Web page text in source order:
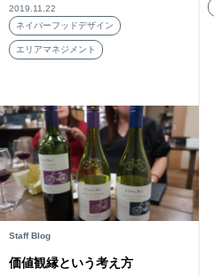
2019.11.22
ネイバーフッドデザイン
エリアマネジメント
Staff Blog
価値観縁という考え方